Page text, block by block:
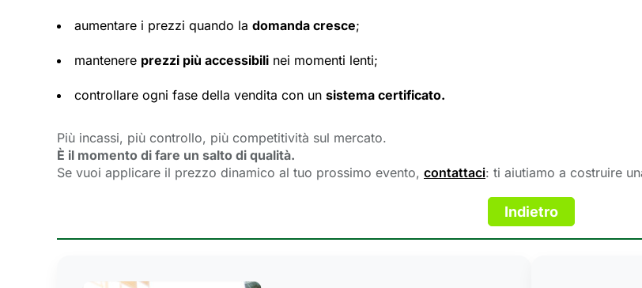
aumentare i prezzi quando la domanda cresce;
mantenere prezzi più accessibili nei momenti lenti;
controllare ogni fase della vendita con un sistema certificato.
Più incassi, più controllo, più competitività sul mercato.
È il momento di fare un salto di qualità.
Se vuoi applicare il prezzo dinamico al tuo prossimo evento, contattaci: ti aiutiamo a costruire